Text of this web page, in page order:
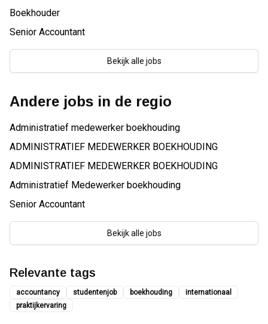
Boekhouder
Senior Accountant
Bekijk alle jobs
Andere jobs in de regio
Administratief medewerker boekhouding
ADMINISTRATIEF MEDEWERKER BOEKHOUDING
ADMINISTRATIEF MEDEWERKER BOEKHOUDING
Administratief Medewerker boekhouding
Senior Accountant
Bekijk alle jobs
Relevante tags
accountancy studentenjob boekhouding
internationaal
praktijkervaring